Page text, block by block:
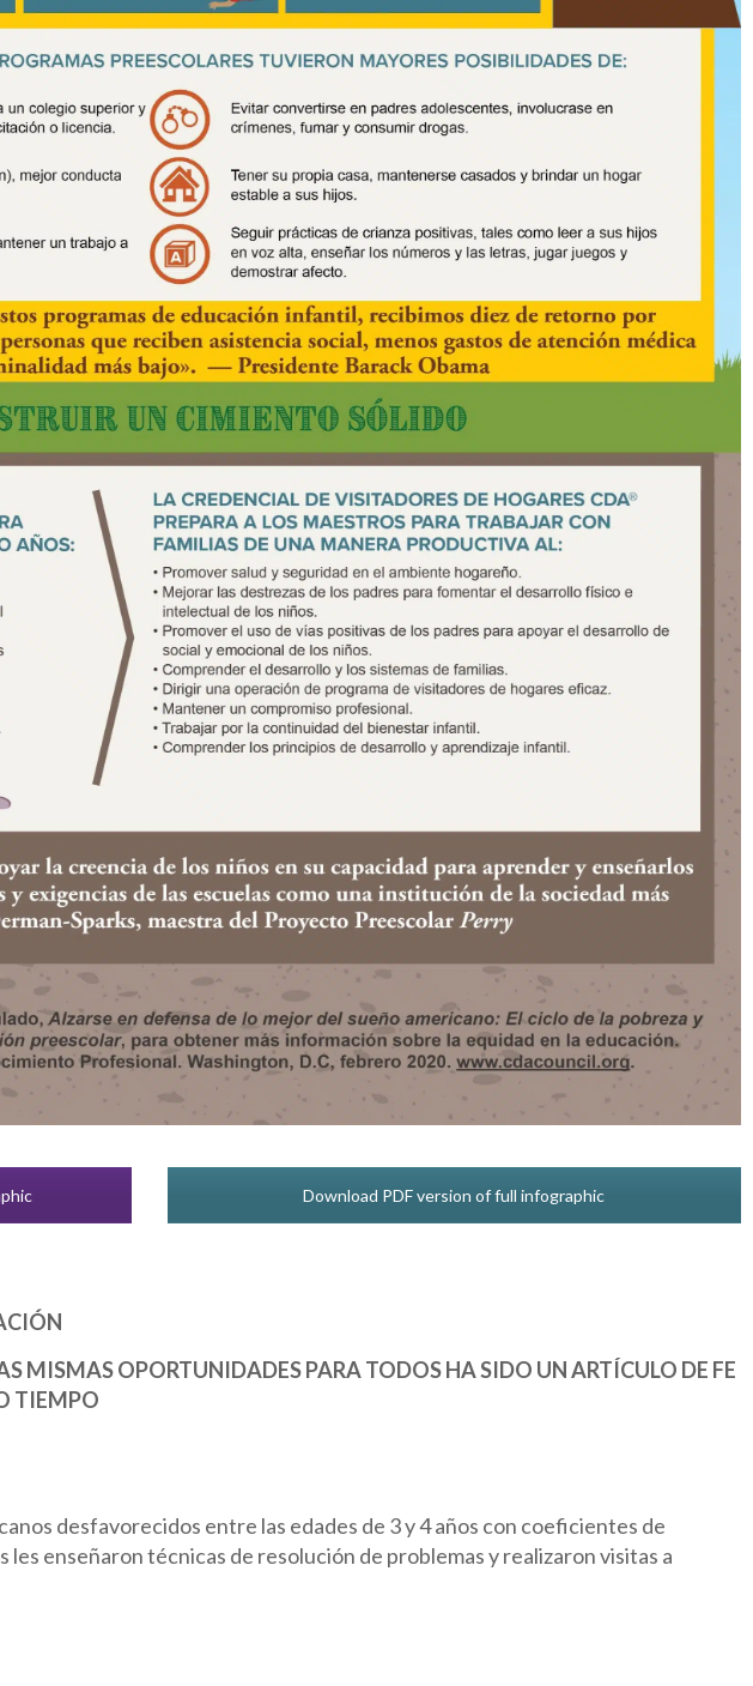
Download PDF version of full infographic
MISMAS OPORTUNIDADES PARA TODOS HA SIDO UN ARTÍCULO DE FE
TIEMPO
desfavorecidos entre las edades de 3 y 4 años con coeficientes de
enseñaron técnicas de resolución de problemas y realizaron visitas a